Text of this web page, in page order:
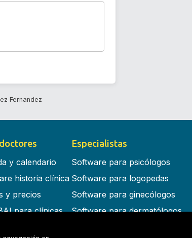
Fernandez
y calendario
historia clínica
y precios
para clínicas
Especialistas
Software para psicólogos
Software para logopedas
Software para ginecólogos
Software para dermatólogos